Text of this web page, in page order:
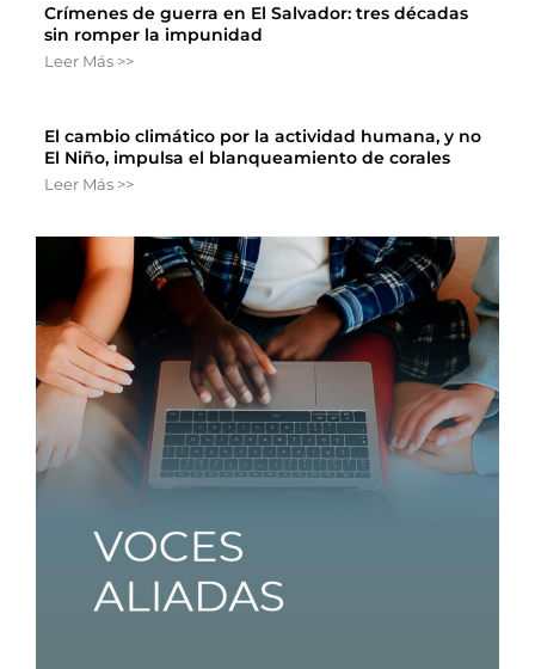
Crímenes de guerra en El Salvador: tres décadas
sin romper la impunidad
Leer Más >>
El cambio climático por la actividad humana, y no
El Niño, impulsa el blanqueamiento de corales
Leer Más >>